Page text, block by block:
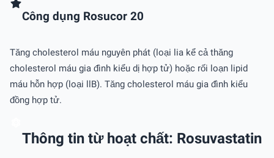
Công dụng Rosucor 20
Tăng cholesterol máu nguyên phát (loại lia kể cả thăng
cholesterol máu gia đình kiểu dị hợp tử) hoặc rối loạn lipid
máu hỗn hợp (loại llB). Tăng cholesterol máu gia đình kiểu
đồng hợp tử.
Thông tin từ hoạt chất: Rosuvastatin